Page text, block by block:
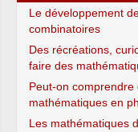
Le développement
combinatoires
Des récréations,
faire des
Peut-on comprendre
mathématiques en
Les mathématiques